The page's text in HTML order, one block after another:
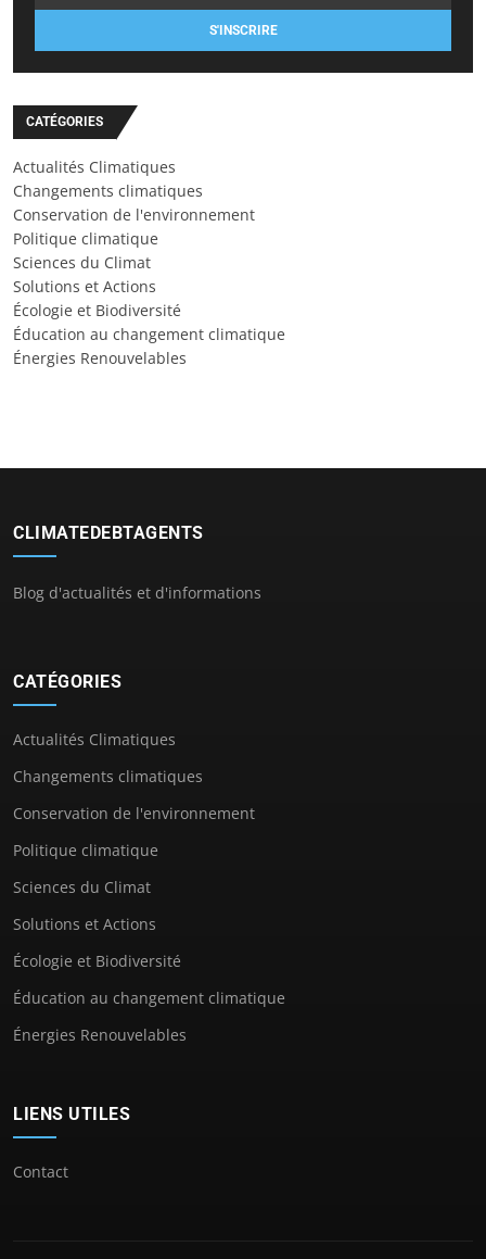
S'INSCRIRE
CATÉGORIES
Actualités Climatiques
Changements climatiques
Conservation de l'environnement
Politique climatique
Sciences du Climat
Solutions et Actions
Écologie et Biodiversité
Éducation au changement climatique
Énergies Renouvelables
CLIMATEDEBTAGENTS
Blog d'actualités et d'informations
CATÉGORIES
Actualités Climatiques
Changements climatiques
Conservation de l'environnement
Politique climatique
Sciences du Climat
Solutions et Actions
Écologie et Biodiversité
Éducation au changement climatique
Énergies Renouvelables
LIENS UTILES
Contact